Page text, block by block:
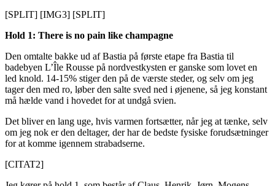
[SPLIT] [IMG3] [SPLIT]
Hold 1: There is no pain like champagne
Den omtalte bakke ud af Bastia på første etape fra Bastia til
badebyen L’Île Rousse på nordvestkysten er ganske som lovet en
led knold. 14-15% stiger den på de værste steder, og selv om jeg
tager den med ro, løber den salte sved ned i øjenene, så jeg konstant
må hælde vand i hovedet for at undgå svien.
Det bliver en lang uge, hvis varmen fortsætter, når jeg at tænke, selv
om jeg nok er den deltager, der har de bedste fysiske forudsætninger
for at komme igennem strabadserne.
[CITAT2]